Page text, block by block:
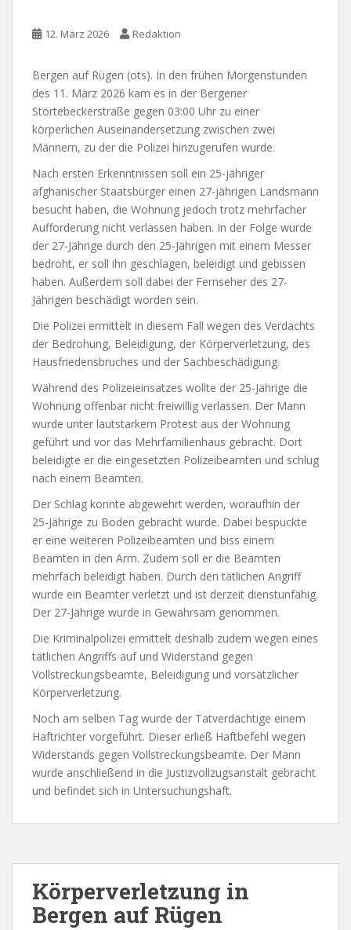
12. März 2026 Redaktion
Bergen auf Rügen (ots). In den frühen Morgenstunden
des 11. März 2026 kam es in der Bergener
Störtebeckerstraße gegen 03:00 Uhr zu einer
körperlichen Auseinandersetzung zwischen zwei
Männern, zu der die Polizei hinzugerufen wurde.
Nach ersten Erkenntnissen soll ein 25-jähriger
afghanischer Staatsbürger einen 27-jährigen Landsmann
besucht haben, die Wohnung jedoch trotz mehrfacher
Aufforderung nicht verlassen haben. In der Folge wurde
der 27-Jährige durch den 25-Jährigen mit einem Messer
bedroht, er soll ihn geschlagen, beleidigt und gebissen
haben. Außerdem soll dabei der Fernseher des 27-
Jährigen beschädigt worden sein.
Die Polizei ermittelt in diesem Fall wegen des Verdachts
der Bedrohung, Beleidigung, der Körperverletzung, des
Hausfriedensbruches und der Sachbeschädigung.
Während des Polizeieinsatzes wollte der 25-Jährige die
Wohnung offenbar nicht freiwillig verlassen. Der Mann
wurde unter lautstarkem Protest aus der Wohnung
geführt und vor das Mehrfamilienhaus gebracht. Dort
beleidigte er die eingesetzten Polizeibeamten und schlug
nach einem Beamten.
Der Schlag konnte abgewehrt werden, woraufhin der
25-Jährige zu Boden gebracht wurde. Dabei bespuckte
er eine weiteren Polizeibeamten und biss einem
Beamten in den Arm. Zudem soll er die Beamten
mehrfach beleidigt haben. Durch den tätlichen Angriff
wurde ein Beamter verletzt und ist derzeit dienstunfähig.
Der 27-Jährige wurde in Gewahrsam genommen.
Die Kriminalpolizei ermittelt deshalb zudem wegen eines
tätlichen Angriffs auf und Widerstand gegen
Vollstreckungsbeamte, Beleidigung und vorsätzlicher
Körperverletzung.
Noch am selben Tag wurde der Tatverdächtige einem
Haftrichter vorgeführt. Dieser erließ Haftbefehl wegen
Widerstands gegen Vollstreckungsbeamte. Der Mann
wurde anschließend in die Justizvollzugsanstalt gebracht
und befindet sich in Untersuchungshaft.
Körperverletzung in
Bergen auf Rügen